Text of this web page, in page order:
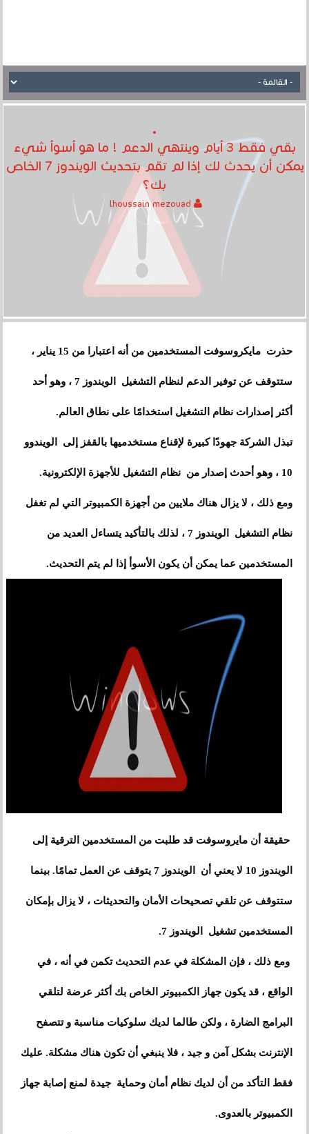
بقي فقط 3 أيام وينتهي الدعم ! ما هو أسوأ شيء
يمكن أن يحدث لك إذا لم تقم بتحديث الويندوز 7 الخاص
بك؟
حذرت مايكروسوفت المستخدمين من أنه اعتبارا من 15 يناير ،
ستتوقف عن توفير الدعم لنظام التشغيل الويندوز 7 ، وهو أحد
أكثر إصدارات نظام التشغيل استخدامًا على نطاق العالم.
تبذل الشركة جهودًا كبيرة لإقناع مستخدميها بالقفز إلى الويندوو
10 ، وهو أحدث إصدار من نظام التشغيل للأجهزة الإلكترونية.
ومع ذلك ، لا يزال هناك ملايين من أجهزة الكمبيوتر التي لم تغفل
نظام التشغيل الويندوز 7 ، لذلك بالتأكيد يتساءل العديد من
المستخدمين عما يمكن أن يكون الأسوأ إذا لم يتم التحديث.
حقيقة أن مايروسوفت قد طلبت من المستخدمين الترقية إلى
الويندوز 10 لا يعني أن الويندوز 7 يتوقف عن العمل تمامًا. بينما
ستتوقف عن تلقي تصحيحات الأمان والتحديثات ، لا يزال بإمكان
المستخدمين تشغيل الويندوز 7.
ومع ذلك ، فإن المشكلة في عدم التحديث تكمن في أنه ، في
الواقع ، قد يكون جهاز الكمبيوتر الخاص بك أكثر عرضة لتلقي
البرامج الضارة ، ولكن طالما لديك سلوكيات مناسبة و تتصفح
الإنترنت بشكل آمن و جيد ، فلا ينبغي أن تكون هناك مشكلة. عليك
فقط التأكد من أن لديك نظام أمان وحماية جيدة لمنع إصابة جهاز
الكمبيوتر بالعدوى.